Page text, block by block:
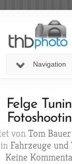
Navigation
Felge
von Tom Bauer
Fahrzeuge und
Keine